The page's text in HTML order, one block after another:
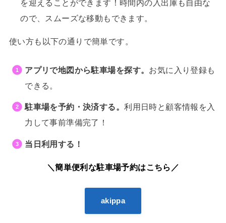
を迎えることができます！時間内の入出庫も自由な
ので、スムーズな移動もできます。
使い方も以下の通りで簡単です。
アプリで地図から駐車場を探す。 お気に入り登録も
できる。
駐車場を予約・決済する。利用日時と顧客情報を入
力して事前準備完了！
当日利用する！
＼簡単便利な駐車場予約はこちら／
akippa